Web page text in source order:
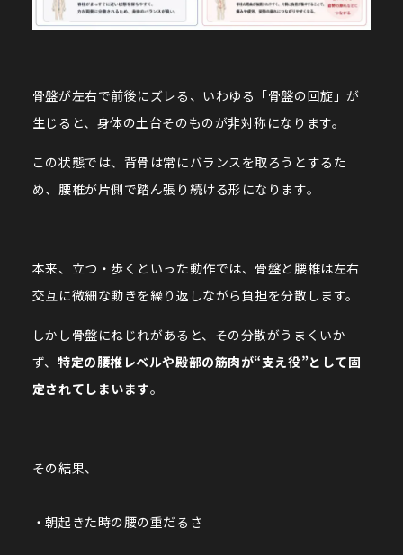
骨盤が左右で前後にズレる、いわゆる「骨盤の回旋」が
生じると、身体の土台そのものが非対称になります。
この状態では、背骨は常にバランスを取ろうとするた
め、腰椎が片側で踏ん張り続ける形になります。
本来、立つ・歩くといった動作では、骨盤と腰椎は左右
交互に微細な動きを繰り返しながら負担を分散します。
しかし骨盤にねじれがあると、その分散がうまくいか
ず、 特定の腰椎レベルや殿部の筋肉が“支え役”として固
定されてしまいます。
その結果、
・朝起きた時の腰の重だるさ